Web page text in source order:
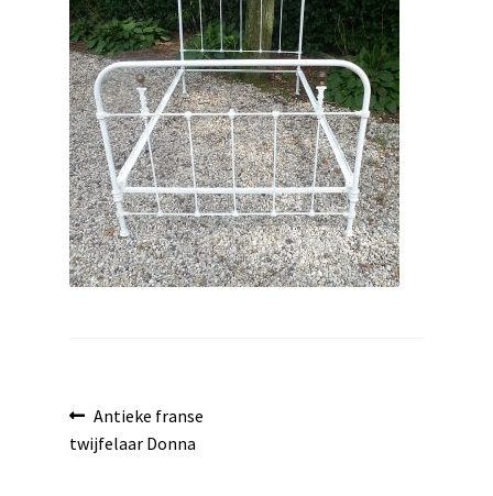
Bericht
navigatie
Vorig
bericht:
Antieke franse
twijfelaar Donna